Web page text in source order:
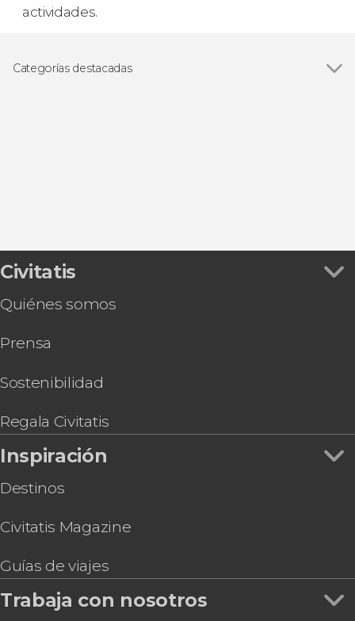
actividades.
Categorías destacadas
Civitatis
Quiénes somos
Prensa
Sostenibilidad
Regala Civitatis
Inspiración
Destinos
Civitatis Magazine
Guías de viajes
Trabaja con nosotros